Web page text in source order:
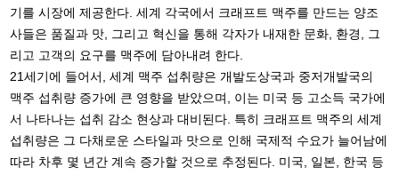
기를 시장에 제공한다. 세계 각국에서 크래프트 맥주를 만드는 양조
사들은 품질과 맛, 그리고 혁신을 통해 각자가 내재한 문화, 환경, 그
리고 고객의 요구를 맥주에 담아내려 한다.
21세기에 들어서, 세계 맥주 섭취량은 개발도상국과 중저개발국의
맥주 섭취량 증가에 큰 영향을 받았으며, 이는 미국 등 고소득 국가에
서 나타나는 섭취 감소 현상과 대비된다. 특히 크래프트 맥주의 세계
섭취량은 그 다채로운 스타일과 맛으로 인해 국제적 수요가 늘어남에
따라 차후 몇 년간 계속 증가할 것으로 추정된다. 미국, 일본, 한국 등